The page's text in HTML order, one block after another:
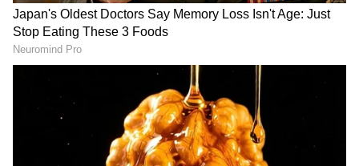
மேஷ ராசி நேயர்களுக்கு இந்த சூரிய
நட்சத்திர பெயர்ச்சி அபரிமிதமான